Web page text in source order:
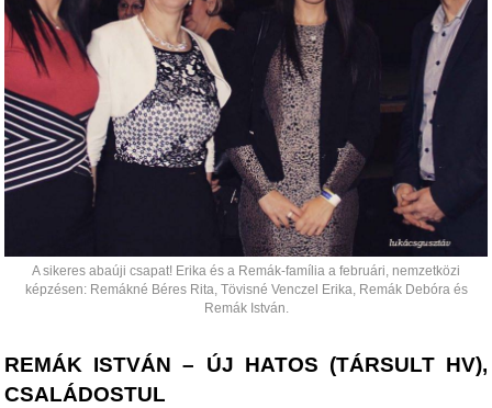
A sikeres abaúji csapat! Erika és a Remák-família a februári, nemzetközi
képzésen: Remákné Béres Rita, Tövisné Venczel Erika, Remák Debóra és
Remák István.
REMÁK ISTVÁN – ÚJ HATOS (TÁRSULT HV),
CSALÁDOSTUL